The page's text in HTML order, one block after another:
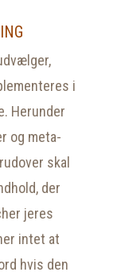
i
Herunder
og meta-
skal
der
jeres
intet at
hvis den